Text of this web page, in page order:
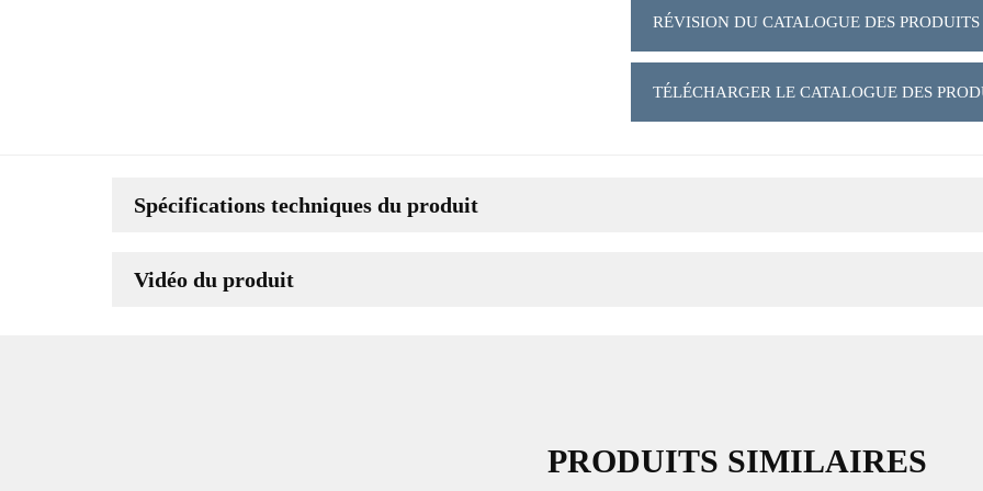
RÉVISION DU CATALOGUE DES PRODUITS
TÉLÉCHARGER LE CATALOGUE DES
Spécifications techniques du produit
Vidéo du produit
PRODUITS SIMILAIRES